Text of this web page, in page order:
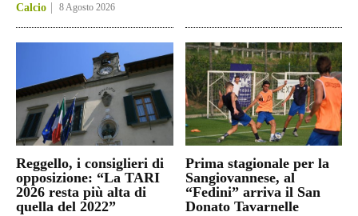
Calcio 8 Agosto 2026
Reggello, i consiglieri di
opposizione: “La TARI
2026 resta più alta di
quella del 2022”
Prima stagionale per la
Sangiovannese, al
“Fedini” arriva il San
Donato Tavarnelle